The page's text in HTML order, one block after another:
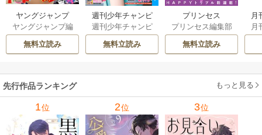
ヤングジャンプ
ヤングジャンプ編
集部
無料立読み
週刊少年チャンピ
オン
週刊少年チャンピ
オン編集部
無料立読み
プリンセス
プリンセス編集部
無料立読み
月
月
先行作品ランキング もっと見る
1位 2位 3位